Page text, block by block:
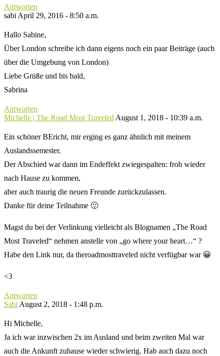
Antworten
sabiApril 29, 2016 - 8:50 a.m.
Hallo Sabine,
Über London schreibe ich dann eigens noch ein paar Beiträge (auch
über die Umgebung von London)
Liebe Grüße und bis bald,
Sabrina
Antworten
Michelle | The Road Most TraveledAugust 1, 2018 - 10:39 a.m.
Ein schöner BEricht, mir erging es ganz ähnlich mit meinem
Auslandssemester.
Der Abschied war dann im Endeffekt zwiegespalten: froh wieder
nach Hause zu kommen,
aber auch traurig die neuen Freunde zurückzulassen.
Danke für deine Teilnahme 🙂
Magst du bei der Verlinkung vielleicht als Blognamen „The Road
Most Traveled“ nehmen anstelle von „go where your heart…“ ?
Habe den Link nur, da theroadmosttraveled nicht verfügbar war 😀
<3
Antworten
SabiAugust 2, 2018 - 1:48 p.m.
Hi Michelle,
Ja ich war inzwischen 2x im Ausland und beim zweiten Mal war
auch die Ankunft zuhause wieder schwierig. Hab auch dazu noch